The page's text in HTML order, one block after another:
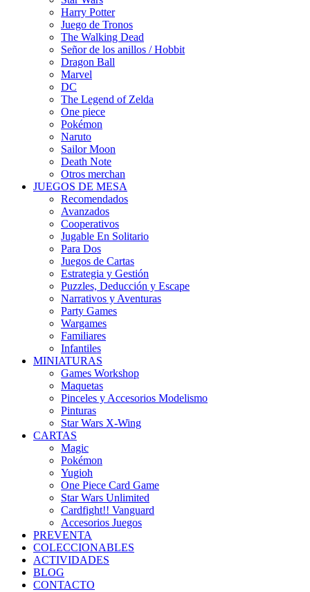
Harry Potter
Juego de Tronos
The Walking Dead
Señor de los anillos / Hobbit
Dragon Ball
Marvel
DC
The Legend of Zelda
One piece
Pokémon
Naruto
Sailor Moon
Death Note
Otros merchan
JUEGOS DE MESA
Recomendados
Avanzados
Cooperativos
Jugable En Solitario
Para Dos
Juegos de Cartas
Estrategia y Gestión
Puzzles, Deducción y Escape
Narrativos y Aventuras
Party Games
Wargames
Familiares
Infantiles
MINIATURAS
Games Workshop
Maquetas
Pinceles y Accesorios Modelismo
Pinturas
Star Wars X-Wing
CARTAS
Magic
Pokémon
Yugioh
One Piece Card Game
Star Wars Unlimited
Cardfight!! Vanguard
Accesorios Juegos
PREVENTA
COLECCIONABLES
ACTIVIDADES
BLOG
CONTACTO